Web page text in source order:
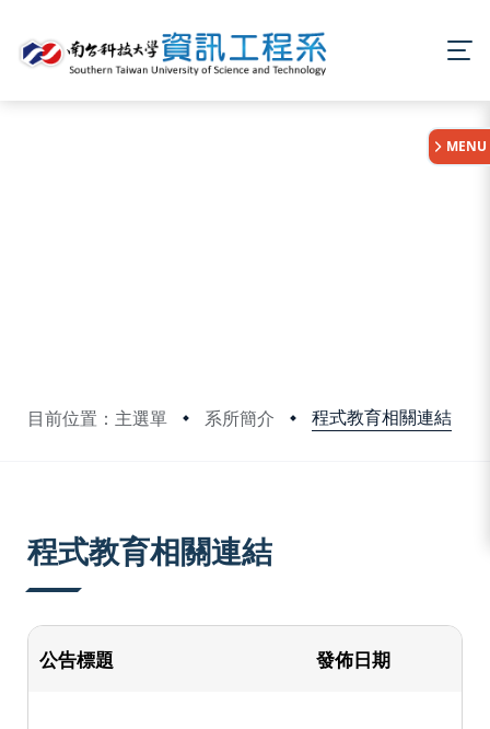
目前位置：主選單 系所簡介 程式教育相關連結
MENU
程式教育相關連結
公告標題 發佈日期